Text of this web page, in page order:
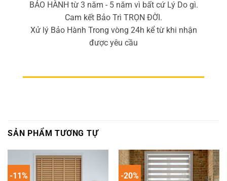
BẢO HÀNH từ 3 năm - 5 năm vì bất cứ Lý Do gì.
Cam kết Bảo Trì TRỌN ĐỜI.
Xử lý Bảo Hành Trong vòng 24h kể từ khi nhận
được yêu cầu
SẢN PHẨM TƯƠNG TỰ
-11% -20%